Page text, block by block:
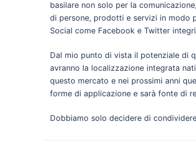
basilare non solo per la
di persone, prodotti e servizi in modo
Social come Facebook e Twitter
Dal mio punto di vista il potenziale di
avranno la localizzazione integrata
questo mercato e nei prossimi anni
forme di applicazione e sarà fonte di
Dobbiamo solo decidere di